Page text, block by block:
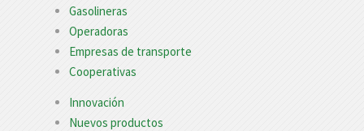
Gasolineras
Operadoras
Empresas de transporte
Cooperativas
Innovación
Nuevos productos